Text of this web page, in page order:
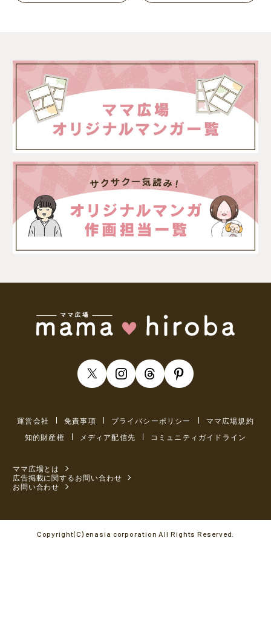
運営会社 免責事項 プライバシーポリシー
ママ広場規約
知的財産権
メディア配信先 コミュニティガイドライン
ママ広場とは
広告掲載に関するお問い合わせ
お問い合わせ
Copyright(C) enasia corporation All Rights Reserved.